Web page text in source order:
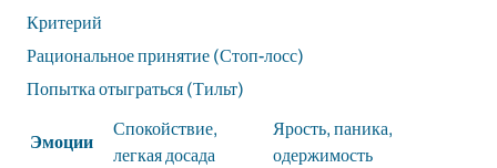
Критерий
Рациональное принятие (Стоп-лосс)
Попытка отыграться (Тильт)
Эмоции
Спокойствие,
легкая досада
Ярость, паника,
одержимость